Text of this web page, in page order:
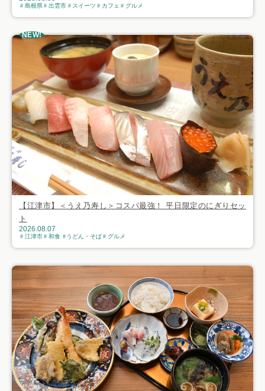
島根県 出雲市 スイーツ カフェ グルメ
NEW!
【江津市】＜うえ乃寿し＞コスパ最強！ 平日限定のにぎりセッ
ト
2026.08.07
江津市 和食 うどん・そば グルメ